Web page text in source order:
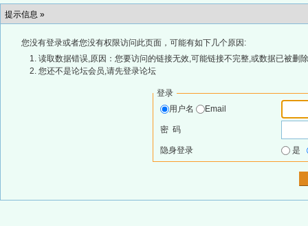
提示信息 »
您没有登录或者您没有权限访问此页面，可能有如下几个原因:
读取数据错误,原因：您要访问的链接无效,可能链接不完整,或数据已被删
您还不是论坛会员,请先登录论坛
登录
用户名
Email
密 码
隐身登录 是